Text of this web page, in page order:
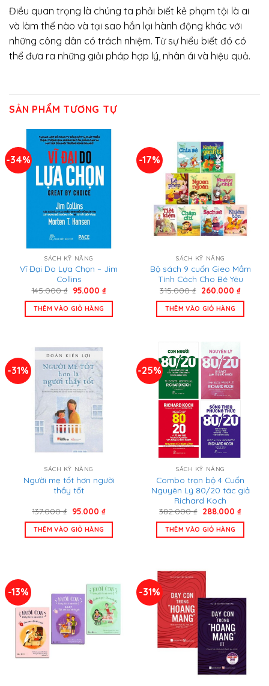
Điều quan trọng là chúng ta phải biết kẻ phạm tội là ai
và làm thế nào và tại sao hắn lại hành động khác với
những công dân có trách nhiệm. Từ sự hiểu biết đó có
thể đưa ra những giải pháp hợp lý, nhân ái và hiệu quả.
SẢN PHẨM TƯƠNG TỰ
-34%
SÁCH KỸ NĂNG
Vĩ Đại Do Lựa Chọn – Jim
Collins
145.000₫ Giá
là:
145.000 ₫.
95.000 ₫Giá
tại
THÊM VÀO GIỎ HÀNG
-17%
SÁCH KỸ NĂNG
Bộ sách 9 cuốn Gieo Mầm
Tính Cách Cho Bé Yêu
315.000₫ Giá
là:
315.000 ₫.
260.000 ₫Giá
tại
THÊM VÀO GIỎ HÀNG
-31%
SÁCH KỸ NĂNG
Người mẹ tốt hơn người
thầy tốt
137.000₫ Giá
là:
137.000 ₫.
95.000 ₫Giá
tại
là:
THÊM VÀO GIỎ HÀNG
-25%
SÁCH KỸ NĂNG
Combo trọn bộ 4 Cuốn
Nguyên Lý 80/20 tác giả
Richard Koch
382.000₫ Giá
là:
382.000 ₫.
288.000 ₫Giá
tại
là:
THÊM VÀO GIỎ HÀNG
-13% -31%